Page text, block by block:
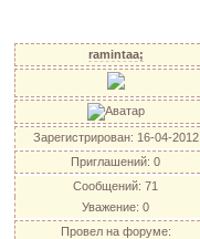
ramintaa;
Зарегистрирован: 16-04-2012
Приглашений: 0
Сообщений: 71
Уважение: 0
Провел на форуме: